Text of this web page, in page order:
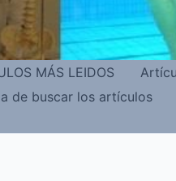
MÁS LEIDOS
de buscar los artículos